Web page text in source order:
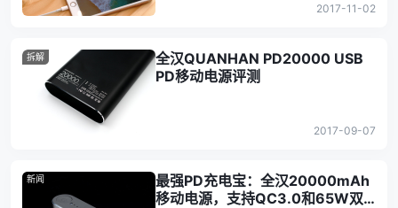
2017-11-02
拆解
全汉QUANHAN PD20000 USB
PD移动电源评测
2017-09-07
新闻
最强PD充电宝：全汉20000mAh
移动电源，支持QC3.0和65W双